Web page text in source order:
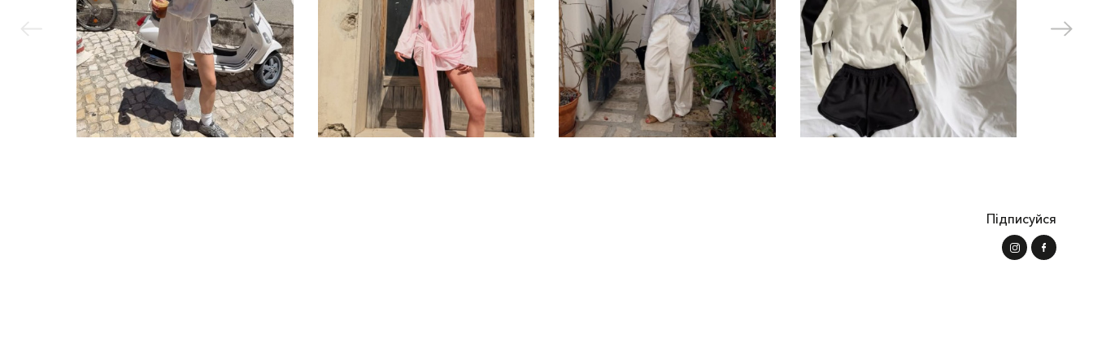
ви можете купити штани жіночі з льону, бавовни, котону, віскози. Також для літніх речей ми використовуємо змішаний льон – з
додаванням віскозних та нейлонових волокон. Ця тканина краще тримає форму, не створює заломів та зморшок під час носіння.
В інтернет-магазині cabanchi можна купити штани на літо, весну та ранню осінь. Гортайте каталог, щоб обрати модель, яка вам
підходить!
Підписуйся